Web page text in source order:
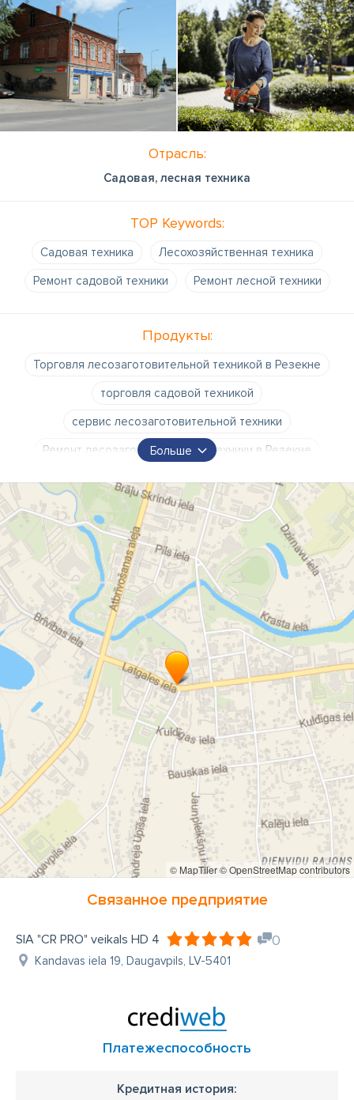
Отрасль:
Садовая, лесная техника
TOP Keywords:
Садовая техника
Лесохозяйственная техника
Ремонт садовой техники
Ремонт лесной техники
Продукты:
Торговля лесозаготовительной техникой в Резекне
торговля садовой техникой
сервис лесозаготовительной техники
Ремонт лесозаготовительной техники в Резекне
гарантийное обслуживание
ремонт
послегарантийное обслуживание
ремонт
Husqvarna
STHIL Viking
JONSERED
McCulloch
Больше
© MapTiler© OpenStreetMap contributors
Связанное предприятие
SIA "CR PRO" veikals HD 4 0
Kandavas iela 19, Daugavpils, LV-5401
Платежеспособность
Кредитная история: